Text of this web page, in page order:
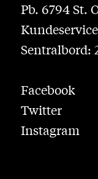
Pb. 6794 St.
Sentralbord:
Facebook
Twitter
Instagram